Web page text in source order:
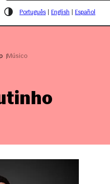
/governosp
Português English Español
Músico